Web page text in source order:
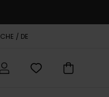
CHE / DE